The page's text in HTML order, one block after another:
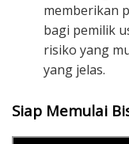
memberikan
bagi pemilik
risiko yang
yang jelas.
Siap Memulai